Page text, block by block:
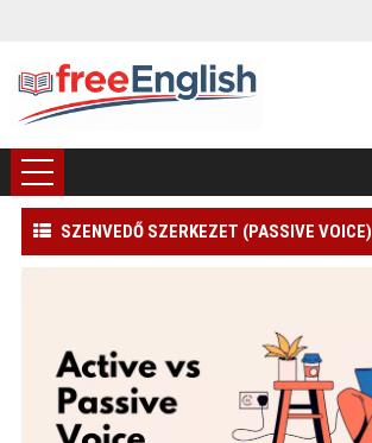
SZENVEDŐ SZERKEZET (PASSIVE VOICE)